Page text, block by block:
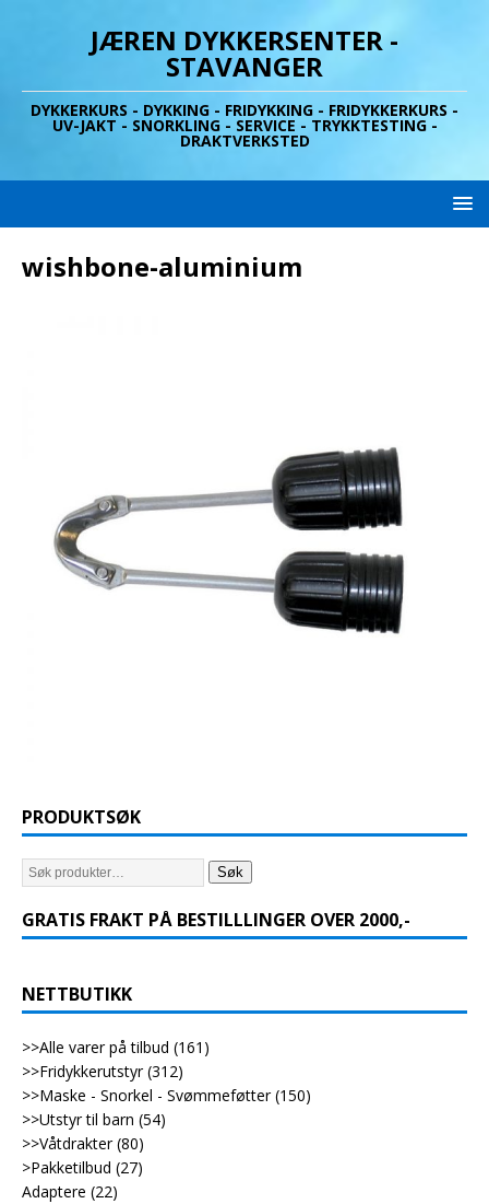
JÆREN DYKKERSENTER -
STAVANGER
DYKKERKURS - DYKKING - FRIDYKKING - FRIDYKKERKURS -
UV-JAKT - SNORKLING - SERVICE - TRYKKTESTING -
DRAKTVERKSTED
wishbone-aluminium
PRODUKTSØK
Søk
GRATIS FRAKT PÅ BESTILLLINGER OVER 2000,-
NETTBUTIKK
>>Alle varer på tilbud (161)
>>Fridykkerutstyr (312)
>>Maske - Snorkel - Svømmeføtter (150)
>>Utstyr til barn (54)
>>Våtdrakter (80)
>Pakketilbud (27)
Adaptere (22)